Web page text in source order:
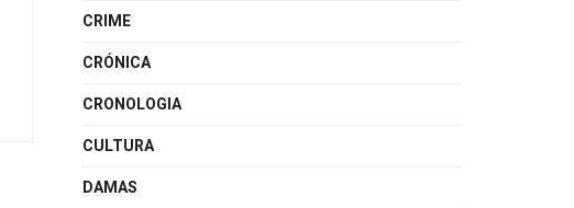
CRIME
CRÓNICA
CRONOLOGIA
CULTURA
DAMAS